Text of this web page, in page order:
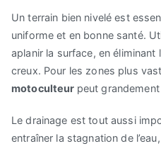
Un terrain bien nivelé est
uniforme et en bonne santé.
aplanir la surface, en
creux. Pour les zones plus
motoculteur peut
Le drainage est tout aussi
entraîner la stagnation de